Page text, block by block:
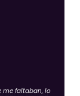
por la ciencia